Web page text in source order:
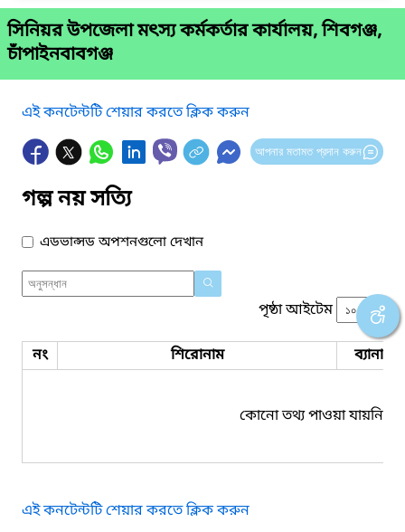
সিনিয়র উপজেলা মৎস্য কর্মকর্তার কার্যালয়, শিবগঞ্জ,
চাঁপাইনবাবগঞ্জ
এই কনটেন্টটি শেয়ার করতে ক্লিক করুন
আপনার মতামত প্রদান করুন
গল্প নয় সত্যি
এডভান্সড অপশনগুলো দেখান
পৃষ্ঠা আইটেম
নং শিরোনাম ব্যানার
কোনো তথ্য পাওয়া যায়নি।
এই কনটেন্টটি শেয়ার করতে ক্লিক করুন